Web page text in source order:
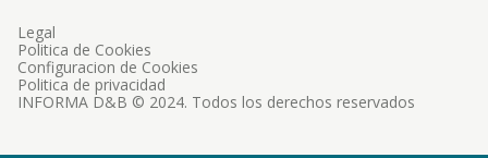
INFORMA D&B © 2024. Todos los derechos reservados
Legal
Politica de Cookies
Configuracion de Cookies
Politica de privacidad